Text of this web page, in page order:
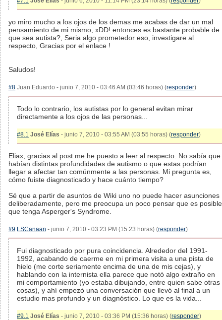
yo miro mucho a los ojos de los demas me acabas de dar un mal
pensamiento de mi mismo, xDD! entonces es bastante probable de
que sea autista?, Seria algo prometedor eso, investigare al
respecto, Gracias por el enlace !
Saludos!
#8 Juan Eduardo - junio 7, 2010 - 03:46 AM (03:46 horas) (responder)
Todo lo contrario, los autistas por lo general evitan mirar
directamente a los ojos de las personas...
#8.1 José Elías - junio 7, 2010 - 03:55 AM (03:55 horas) (responder)
Eliax, gracias al post me he puesto a leer al respecto. No sabía que
habían distintas profundidades de autismo o que estas podrían
llegar a afectar tan comúnmente a las personas. Mi pregunta es,
cómo fuiste diagnosticado y hace cuánto tiempo?
Sé que a partir de asuntos de Wiki uno no puede hacer asunciones
deliberadamente, pero me preocupa un poco pensar que es posible
que tenga Asperger's Syndrome.
#9 LSCanaan - junio 7, 2010 - 03:23 PM (15:23 horas) (responder)
Fui diagnosticado por pura coincidencia. Alrededor del 1991-
1992, acabando de caerme en mi primera visita a una pista de
hielo (me corte seriamente encima de una de mis cejas), y
hablando con la internista ella parece que notó algo extraño en
mi comportamiento (yo estaba dibujando, entre quien sabe otras
cosas), y ahí empezó una conversación que llevó al final a un
estudio mas profundo y un diagnóstico. Lo que es la vida...
#9.1 José Elías - junio 7, 2010 - 03:36 PM (15:36 horas) (responder)